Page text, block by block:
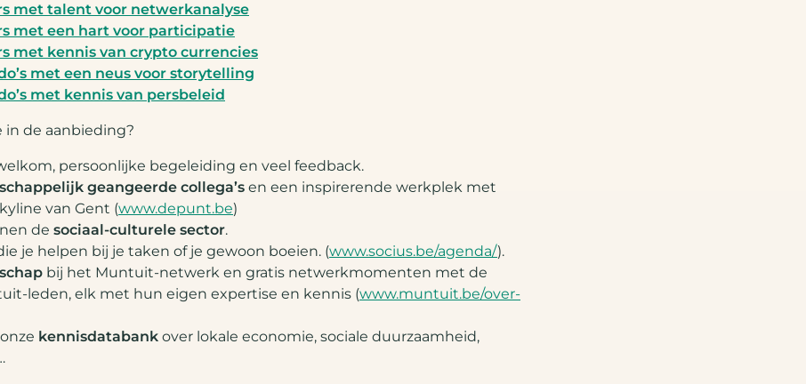
met talent voor netwerkanalyse
met een hart voor participatie
met kennis van crypto currencies
met een neus voor storytelling
met kennis van persbeleid
de aanbieding?
persoonlijke begeleiding en veel feedback.
geangeerde collega’s en een inspirerende werkplek met
van Gent (www.depunt.be)
de sociaal-culturele sector.
je helpen bij je taken of je gewoon boeien. (www.socius.be/agenda/).
bij het Muntuit-netwerk en gratis netwerkmomenten met de
leden, elk met hun eigen expertise en kennis (www.muntuit.be/over-
kennisdatabank over lokale economie, sociale duurzaamheid,